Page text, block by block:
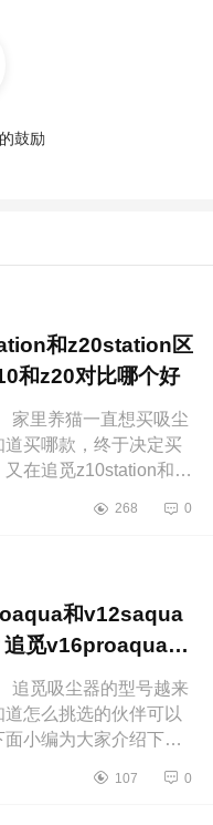
鼓励
和z20station区
和z20对比哪个好
里养猫一直想买吸尘
道买哪款，终于决定买
又在追觅z10station和追
小编为大家介绍下追觅
268 0
和v12saqua
追觅v16proaqua和
何选
觅吸尘器的型号越来
道怎么挑选的伙伴可以
小编为大家介绍下追
和v12saqua如
107 0